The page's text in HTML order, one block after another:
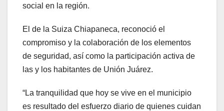
social en la región.
El de la Suiza Chiapaneca, reconoció el
compromiso y la colaboración de los elementos
de seguridad, así como la participación activa de
las y los habitantes de Unión Juárez.
“La tranquilidad que hoy se vive en el municipio
es resultado del esfuerzo diario de quienes cuidan